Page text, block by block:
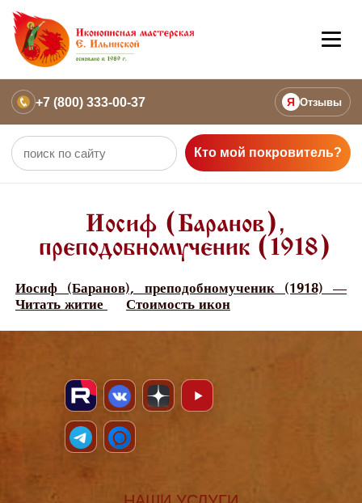
+7 (800) 333-00-37 Я Отзывы
Кто мой покровитель?
Иосиф (Баранов),
преподобномученик (1918)
Иосиф (Баранов), преподобномученик (1918) —
Читать житие
Стоимость икон